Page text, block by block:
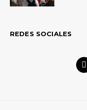
REDES SOCIALES